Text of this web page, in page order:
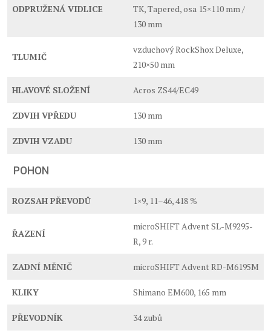
ODPRUŽENÁ VIDLICE
TK, Tapered, osa 15×110 mm /
130 mm
TLUMIČ
vzduchový RockShox Deluxe,
210×50 mm
HLAVOVÉ SLOŽENÍ Acros ZS44/EC49
ZDVIH VPŘEDU 130 mm
ZDVIH VZADU 130 mm
POHON
ROZSAH PŘEVODŮ 1×9, 11–46, 418 %
ŘAZENÍ
microSHIFT Advent SL-M9295-
R, 9 r.
ZADNÍ MĚNIČ microSHIFT Advent RD-M6195M
KLIKY Shimano EM600, 165 mm
PŘEVODNÍK 34 zubů